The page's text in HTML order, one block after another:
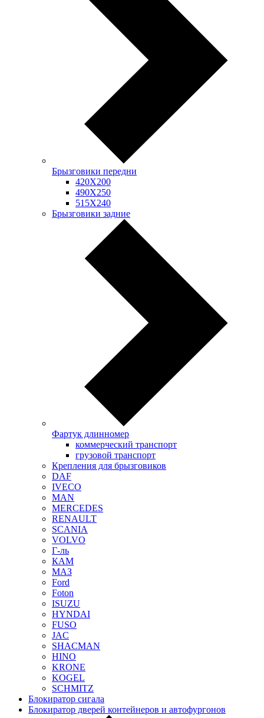
Брызговики передни
420Х200
490Х250
515Х240
Брызговики задние
Фартук длинномер
коммерческий транспорт
грузовой транспорт
Крепления для брызговиков
DAF
IVECO
MAN
MERCEDES
RENAULT
SCANIA
VOLVO
Г-ль
КАМ
МАЗ
Ford
Foton
ISUZU
HYNDAI
FUSO
JAC
SHACMAN
HINO
KRONE
KOGEL
SCHMITZ
Блокиратор сигала
Блокиратор дверей контейнеров и автофургонов